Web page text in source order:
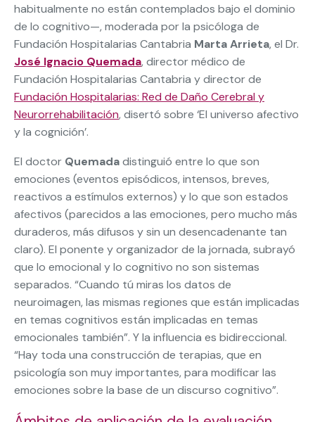
habitualmente no están contemplados bajo el dominio
de lo cognitivo—, moderada por la psicóloga de
Fundación Hospitalarias Cantabria Marta Arrieta, el Dr.
José Ignacio Quemada, director médico de
Fundación Hospitalarias Cantabria y director de
Fundación Hospitalarias: Red de Daño Cerebral y
Neurorrehabilitación, disertó sobre ‘El universo afectivo
y la cognición’.
El doctor Quemadadistinguió entre lo que son
emociones (eventos episódicos, intensos, breves,
reactivos a estímulos externos) y lo que son estados
afectivos (parecidos a las emociones, pero mucho más
duraderos, más difusos y sin un desencadenante tan
claro). El ponente y organizador de la jornada, subrayó
que lo emocional y lo cognitivo no son sistemas
separados. “Cuando tú miras los datos de
neuroimagen, las mismas regiones que están implicadas
en temas cognitivos están implicadas en temas
emocionales también”. Y la influencia es bidireccional.
“Hay toda una construcción de terapias, que en
psicología son muy importantes, para modificar las
emociones sobre la base de un discurso cognitivo”.